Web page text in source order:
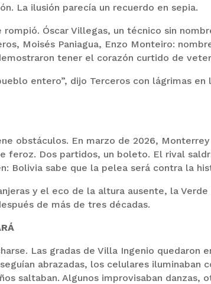
La ilusión parecía un recuerdo en sepia.
rompió. Óscar Villegas, un técnico sin
Moisés Paniagua, Enzo Monteiro:
tener el corazón curtido de
entero”, dijo Terceros con lágrimas en
obstáculos. En marzo de 2026,
feroz. Dos partidos, un boleto. El rival
Bolivia sabe que la pelea será contra la
y el eco de la altura ausente, la
de más de tres décadas.
Las gradas de Villa Ingenio quedaron
abrazadas, los celulares iluminaban
saltaban. Algunos improvisaban danzas,